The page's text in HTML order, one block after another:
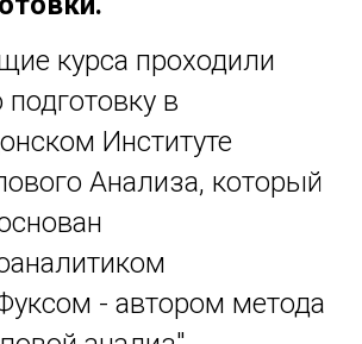
курса проходили
в
Институте
Анализа, который
- автором метода